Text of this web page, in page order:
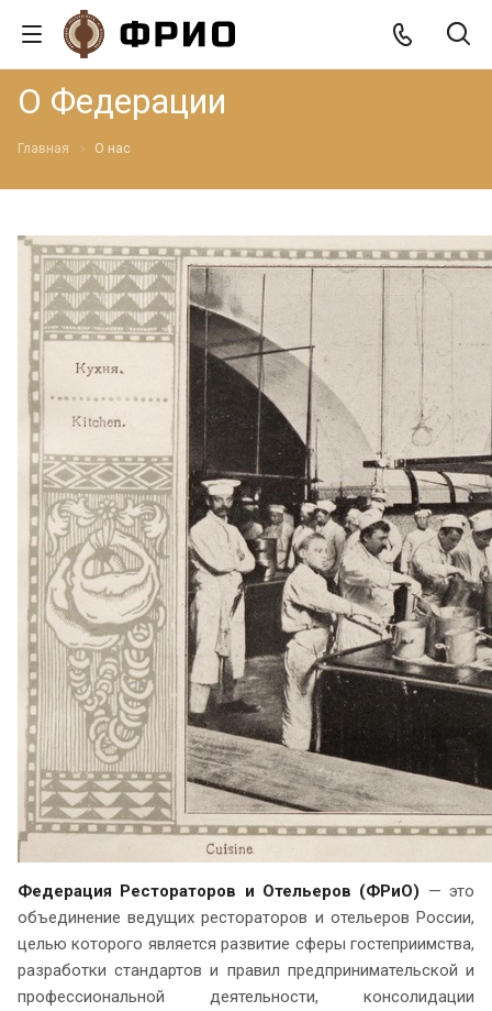
О Федерации
Главная О нас
Федерация Рестораторов и Отельеров (ФРиО) — это
объединение ведущих рестораторов и отельеров России,
целью которого является развитие сферы гостеприимства,
разработки стандартов и правил предпринимательской и
профессиональной деятельности, консолидации